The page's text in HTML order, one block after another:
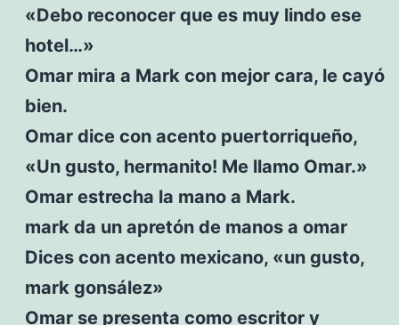
«Debo reconocer que es muy lindo ese
hotel…»
Omar mira a Mark con mejor cara, le cayó
bien.
Omar dice con acento puertorriqueño,
«Un gusto, hermanito! Me llamo Omar.»
Omar estrecha la mano a Mark.
mark da un apretón de manos a omar
Dices con acento mexicano, «un gusto,
mark gonsález»
Omar se presenta como escritor y